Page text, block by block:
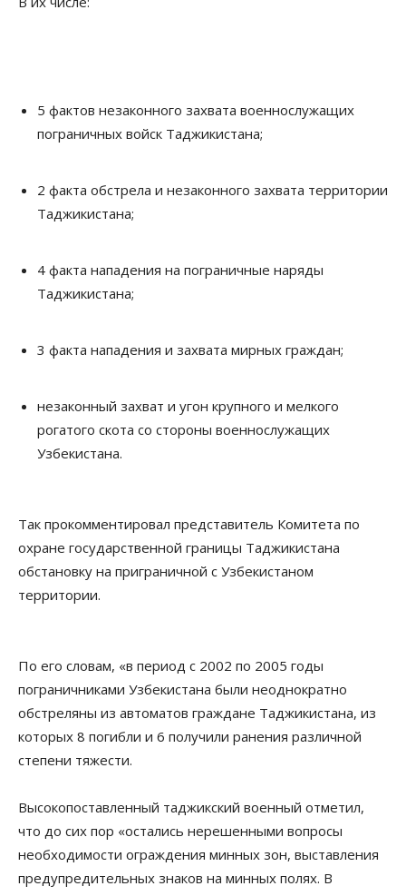
5 фактов незаконного захвата военнослужащих
пограничных войск Таджикистана;
2 факта обстрела и незаконного захвата территории
Таджикистана;
4 факта нападения на пограничные наряды
Таджикистана;
3 факта нападения и захвата мирных граждан;
незаконный захват и угон крупного и мелкого
рогатого скота со стороны военнослужащих
Узбекистана.
Так прокомментировал представитель Комитета по
охране государственной границы Таджикистана
обстановку на приграничной с Узбекистаном
территории.
По его словам, «в период с 2002 по 2005 годы
пограничниками Узбекистана были неоднократно
обстреляны из автоматов граждане Таджикистана, из
которых 8 погибли и 6 получили ранения различной
степени тяжести.
Высокопоставленный таджикский военный отметил,
что до сих пор «остались нерешенными вопросы
необходимости ограждения минных зон, выставления
предупредительных знаков на минных полях. В